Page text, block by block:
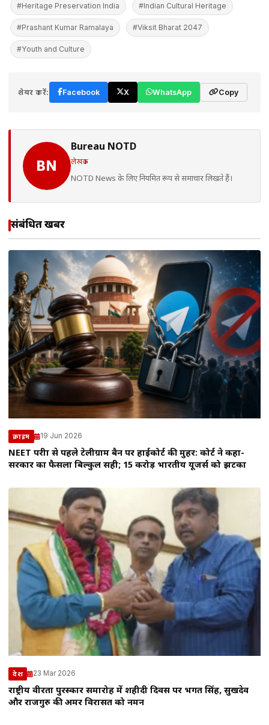
#Heritage Preservation India #Indian Cultural Heritage
#Prashant Kumar Ramalaya #Viksit Bharat 2047
#Youth and Culture
शेयर करें: Facebook X WhatsApp Copy
BN
Bureau NOTD
लेखक
NOTD News के लिए नियमित रूप से समाचार लिखते हैं।
संबंधित खबरें
क्राइम 19 Jun 2026
NEET परीक्षा से पहले टेलीग्राम बैन पर हाईकोर्ट की मुहर: कोर्ट ने कहा-
सरकार का फैसला बिल्कुल सही; 15 करोड़ भारतीय यूजर्स को झटका
देश 23 Mar 2026
राष्ट्रीय वीरता पुरस्कार समारोह में शहीदी दिवस पर भगत सिंह, सुखदेव
और राजगुरु की अमर विरासत को नमन